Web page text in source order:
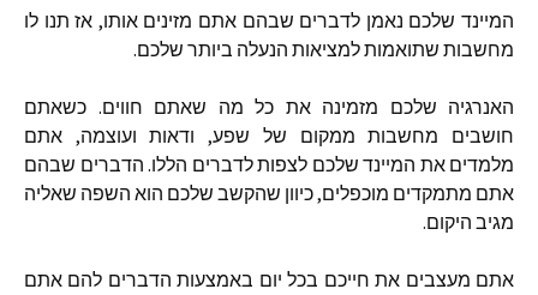
המיינד שלכם נאמן לדברים שבהם אתם מזינים אותו, אז תנו לו
מחשבות שתואמות למציאות הנעלה ביותר שלכם.
האנרגיה שלכם מזמינה את כל מה שאתם חווים. כשאתם
חושבים מחשבות ממקום של שפע, ודאות ועוצמה, אתם
מלמדים את המיינד שלכם לצפות לדברים הללו. הדברים שבהם
אתם מתמקדים מוכפלים,כיוון שהקשב שלכם הוא השפה שאליה
מגיב היקום.
אתם מעצבים את חייכם בכל יום באמצעות הדברים להם אתם